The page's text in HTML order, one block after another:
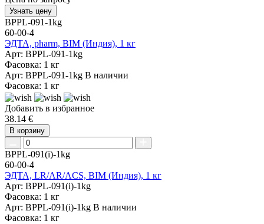
Узнать цену
BPPL-091-1kg
60-00-4
ЭДТА, pharm, BIM (Индия), 1 кг
Арт: BPPL-091-1kg
Фасовка: 1 кг
Арт: BPPL-091-1kg В наличии
Фасовка: 1 кг
Добавить в избранное
38.14 €
В корзину
BPPL-091(i)-1kg
60-00-4
ЭДТА, LR/AR/ACS, BIM (Индия), 1 кг
Арт: BPPL-091(i)-1kg
Фасовка: 1 кг
Арт: BPPL-091(i)-1kg В наличии
Фасовка: 1 кг